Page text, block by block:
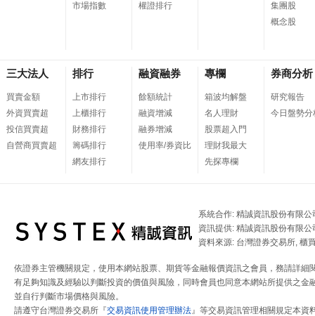
市場指數
權證排行
集團股
概念股
三大法人
買賣金額
外資買賣超
投信買賣超
自營商買賣超
排行
上市排行
上櫃排行
財務排行
籌碼排行
網友排行
融資融券
餘額統計
融資增減
融券增減
使用率/券資比
專欄
箱波均解盤
名人理財
股票超入門
理財我最大
先探專欄
券商分析
研究報告
今日盤勢分
系統合作: 精誠資訊股份有限公
資訊提供: 精誠資訊股份有限公
資料來源: 台灣證券交易所, 櫃
依證券主管機關規定，使用本網站股票、期貨等金融報價資訊之會員，務請詳細
有足夠知識及經驗以判斷投資的價值與風險，同時會員也同意本網站所提供之
並自行判斷市場價格與風險。
請遵守台灣證券交易所『交易資訊使用管理辦法』等交易資訊管理相關規定本資